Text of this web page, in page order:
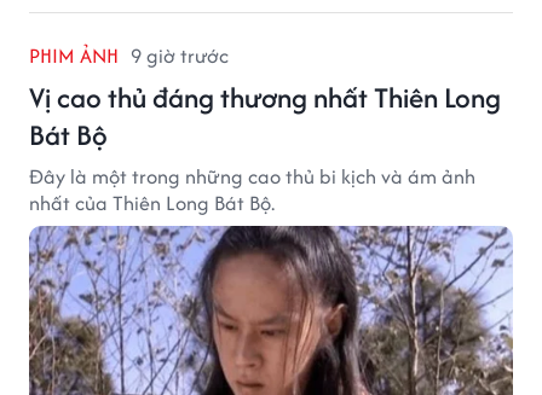
PHIM ẢNH 9 giờ trước
Vị cao thủ đáng thương nhất Thiên Long
Bát Bộ
Đây là một trong những cao thủ bi kịch và ám ảnh
nhất của Thiên Long Bát Bộ.